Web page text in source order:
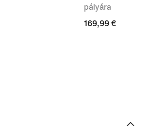
pályára
169,99
169,99 €